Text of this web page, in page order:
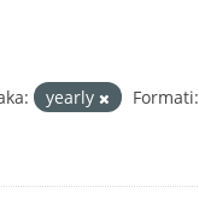
yearly Formati: